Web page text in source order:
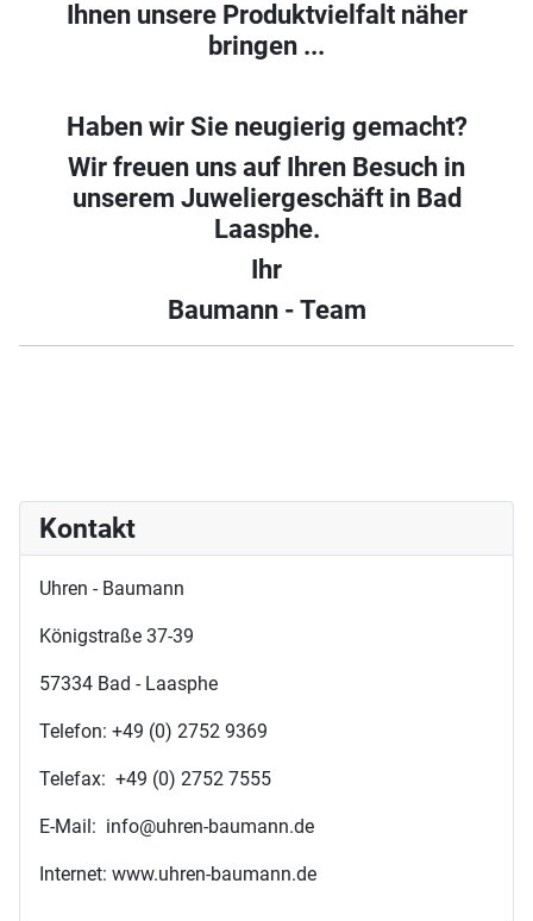
Ihnen unsere Produktvielfalt näher
bringen ...
Haben wir Sie neugierig gemacht?
Wir freuen uns auf Ihren Besuch in
unserem Juweliergeschäft in Bad
Laasphe.
Ihr
Baumann - Team
Kontakt
Uhren - Baumann
Königstraße 37-39
57334 Bad - Laasphe
Telefon: +49 (0) 2752 9369
Telefax: +49 (0) 2752 7555
E-Mail: info@uhren-baumann.de
Internet: www.uhren-baumann.de